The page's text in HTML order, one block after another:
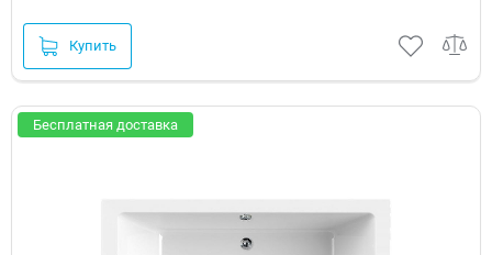
Купить
Бесплатная доставка